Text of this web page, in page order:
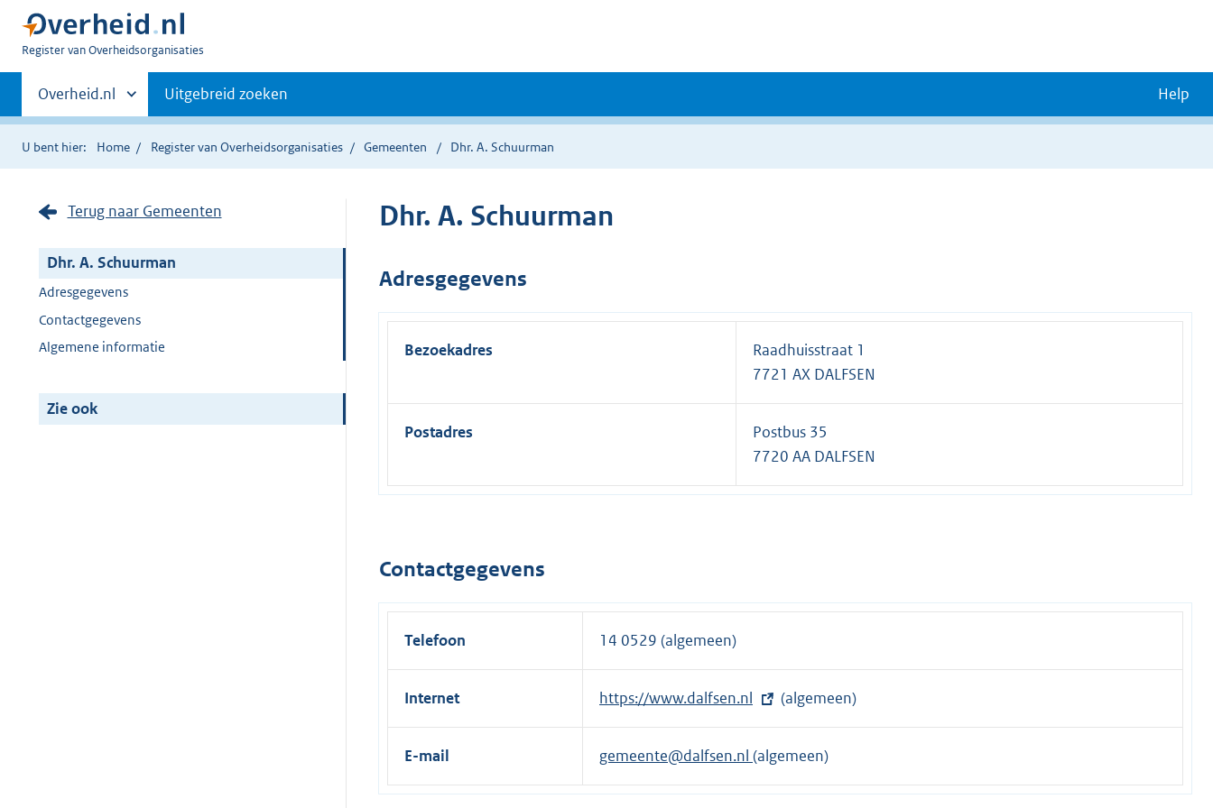
U
Register van Overheidsorganisaties
Primaire
navigatie
Andere
sites
binnen
Overheid.nl Uitgebreid zoeken Help
U bent hier: Home Register van Overheidsorganisaties Gemeenten Dhr. A. Schuurman
Terug naar Gemeenten
Dhr. A. Schuurman
Adresgegevens
Contactgegevens
Algemene informatie
Zie ook
Dhr. A. Schuurman
Adresgegevens
Bezoekadres
Raadhuisstraat 1
7721 AX DALFSEN
Postadres
Postbus 35
7720 AA DALFSEN
Contactgegevens
Telefoon 14 0529 (algemeen)
Internet
E
x
e
r
https://www.dalfsen.nl (algemeen)
E-mail gemeente@dalfsen.nl (algemeen)